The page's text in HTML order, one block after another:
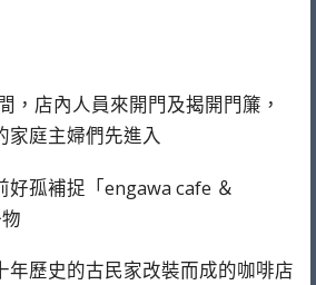
，店內人員來開門及揭開門簾，
家庭主婦們先進入
孤補捉「engawa cafe ＆
年歷史的古民家改裝而成的咖啡店